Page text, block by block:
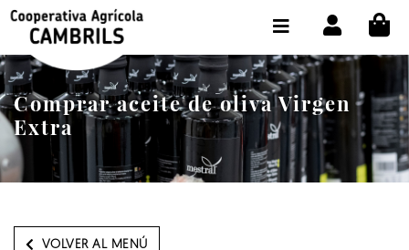
Comprar aceite de oliva Virgen
Extra
VOLVER AL MENÚ
TIENDA COMPRA ONLINE
LA COOPERATIVA
OLEOTOUR
PRODUCTOS
NUESTRO ACEITE